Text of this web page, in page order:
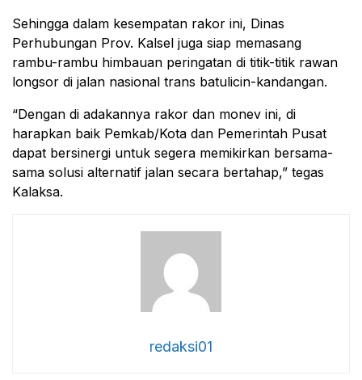
Sehingga dalam kesempatan rakor ini, Dinas
Perhubungan Prov. Kalsel juga siap memasang
rambu-rambu himbauan peringatan di titik-titik rawan
longsor di jalan nasional trans batulicin-kandangan.
“Dengan di adakannya rakor dan monev ini, di
harapkan baik Pemkab/Kota dan Pemerintah Pusat
dapat bersinergi untuk segera memikirkan bersama-
sama solusi alternatif jalan secara bertahap,” tegas
Kalaksa.
redaksi01